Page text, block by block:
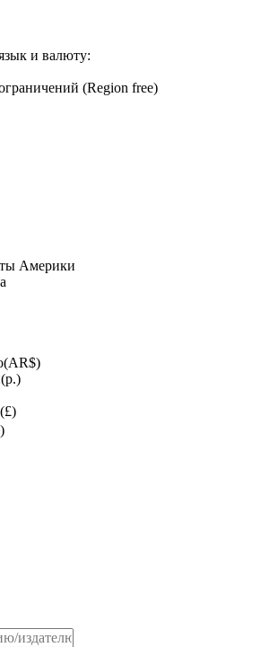
и валюту:
(Region free)
Америки